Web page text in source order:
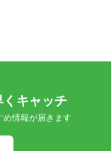
キャッチ
め情報が届きます